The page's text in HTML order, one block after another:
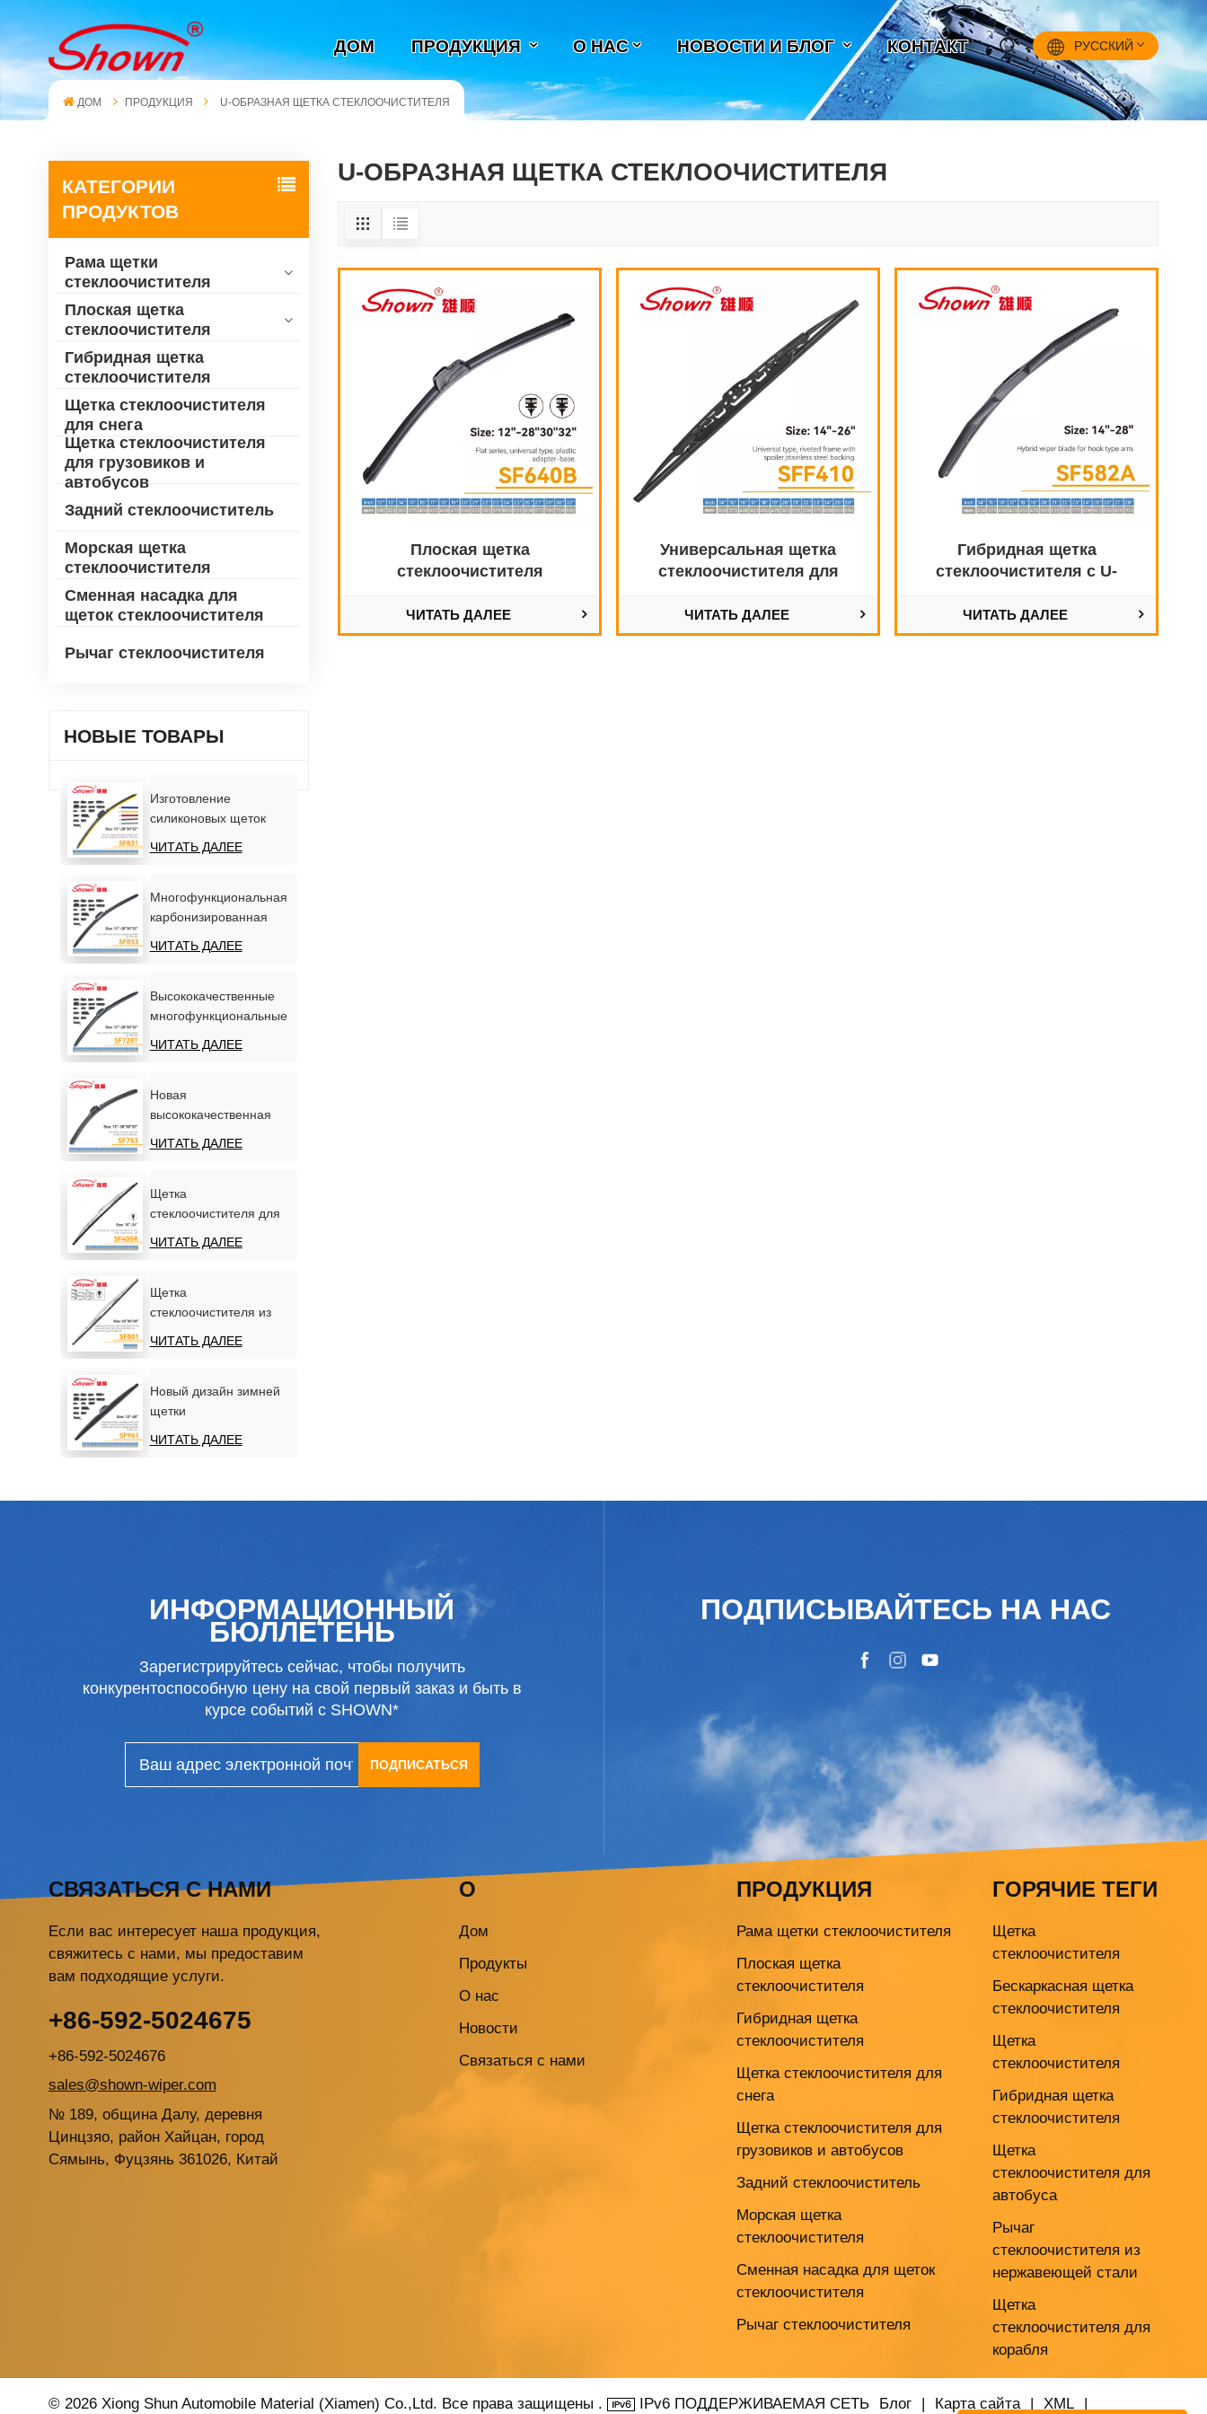
ДОМ ПРОДУКЦИЯ О НАС НОВОСТИ И БЛОГ КОНТАКТ PУССКИЙ
English
ДОМ ПРОДУКЦИЯ U-ОБРАЗНАЯ ЩЕТКА СТЕКЛООЧИСТИТЕЛЯ
КАТЕГОРИИ
ПРОДУКТОВ
Рама щетки
стеклоочистителя
Плоская щетка
стеклоочистителя
Гибридная щетка
стеклоочистителя
Щетка стеклоочистителя
для снега
Щетка стеклоочистителя
для грузовиков и
автобусов
Задний стеклоочиститель
Морская щетка
стеклоочистителя
Сменная насадка для
щеток стеклоочистителя
Рычаг стеклоочистителя
НОВЫЕ ТОВАРЫ
Изготовление
силиконовых щеток
заказ (OEM, ODM,
завода)
ЧИТАТЬ ДАЛЕЕ
Многофункциональная
карбонизированная
щетка
ЧИТАТЬ ДАЛЕЕ
Высококачественные
многофункциональные
стеклоочистители
ЧИТАТЬ ДАЛЕЕ
Новая
высококачественная
многофункциональная
стеклоочистителя.
ЧИТАТЬ ДАЛЕЕ
Щетка
стеклоочистителя для
автомобиля с рамкой
ЧИТАТЬ ДАЛЕЕ
Щетка
стеклоочистителя из
для морских судов
ЧИТАТЬ ДАЛЕЕ
Новый дизайн зимней
щетки
снега
ЧИТАТЬ ДАЛЕЕ
U-ОБРАЗНАЯ ЩЕТКА СТЕКЛООЧИСТИТЕЛЯ
Плоская щетка
стеклоочистителя
ЧИТАТЬ ДАЛЕЕ
Универсальная щетка
стеклоочистителя для
ЧИТАТЬ ДАЛЕЕ
Гибридная щетка
стеклоочистителя с U-
ЧИТАТЬ ДАЛЕЕ
ИНФОРМАЦИОННЫЙ
БЮЛЛЕТЕНЬ
Зарегистрируйтесь сейчас, чтобы получить
конкурентоспособную цену на свой первый заказ и быть в
курсе событий с SHOWN*
ПОДПИСАТЬСЯ
ПОДПИСЫВАЙТЕСЬ НА НАС
СВЯЗАТЬСЯ С НАМИ
Если вас интересует наша продукция,
свяжитесь с нами, мы предоставим
вам подходящие услуги.
+86-592-5024675
+86-592-5024676
sales@shown-wiper.com
№ 189, община Далу, деревня
Цинцзяо, район Хайцан, город
Сямынь, Фуцзянь 361026, Китай
О
Дом
Продукты
О нас
Новости
Связаться с нами
ПРОДУКЦИЯ
Рама щетки стеклоочистителя
Плоская щетка
стеклоочистителя
Гибридная щетка
стеклоочистителя
Щетка стеклоочистителя для
снега
Щетка стеклоочистителя для
грузовиков и автобусов
Задний стеклоочиститель
Морская щетка
стеклоочистителя
Сменная насадка для щеток
стеклоочистителя
Рычаг стеклоочистителя
ГОРЯЧИЕ ТЕГИ
Щетка
стеклоочистителя
Бескаркасная щетка
стеклоочистителя
Щетка
стеклоочистителя
Гибридная щетка
стеклоочистителя
Щетка
стеклоочистителя для
автобуса
Рычаг
стеклоочистителя из
нержавеющей стали
Щетка
стеклоочистителя для
корабля
© 2026 Xiong Shun Automobile Material (Xiamen) Co.,Ltd. Все права защищены . IPv6 ПОДДЕРЖИВАЕМАЯ СЕТЬ Блог | Карта сайта | XML |